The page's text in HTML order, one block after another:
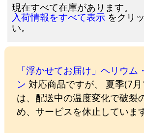
現在すべて在庫があります。
入荷情報をすべて表示 をクリ
い。
「浮かせてお届け」ヘリウム
ン 対応商品ですが、 夏季(7
は、配送中の温度変化で破裂
め、サービスを休止しています